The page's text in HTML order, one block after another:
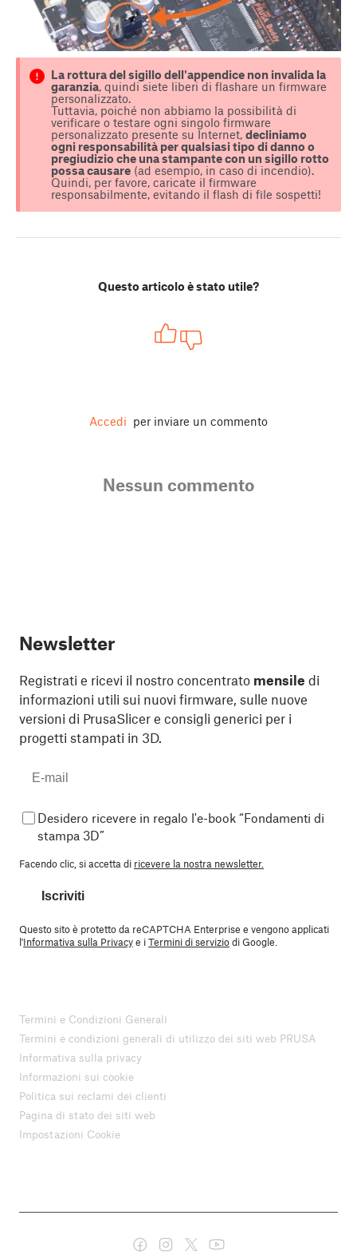
La rottura del sigillo dell'appendice non invalida la
garanzia, quindi siete liberi di flashare un firmware
personalizzato.
Tuttavia, poiché non abbiamo la possibilità di
verificare o testare ogni singolo firmware
personalizzato presente su Internet, decliniamo
ogni responsabilità per qualsiasi tipo di danno o
pregiudizio che una stampante con un sigillo rotto
possa causare(ad esempio, in caso di incendio).
Quindi, per favore, caricate il firmware
responsabilmente, evitando il flash di file sospetti!
Questo articolo è stato utile?
Accedi per inviare un commento
Nessun commento
Newsletter
Registrati e ricevi il nostro concentrato mensile di
informazioni utili sui nuovi firmware, sulle nuove
versioni di PrusaSlicer e consigli generici per i
progetti stampati in 3D.
Desidero ricevere in regalo l'e-book “Fondamenti di
stampa 3D”
Facendo clic, si accetta di ricevere la nostra newsletter.
Iscriviti
Questo sito è protetto da reCAPTCHA Enterprise e vengono applicati
l'Informativa sulla Privacye iTermini di serviziodi Google.
Termini e Condizioni Generali
Termini e condizioni generali di utilizzo dei siti web PRUSA
Informativa sulla privacy
Informazioni sui cookie
Politica sui reclami dei clienti
Pagina di stato dei siti web
Impostazioni Cookie